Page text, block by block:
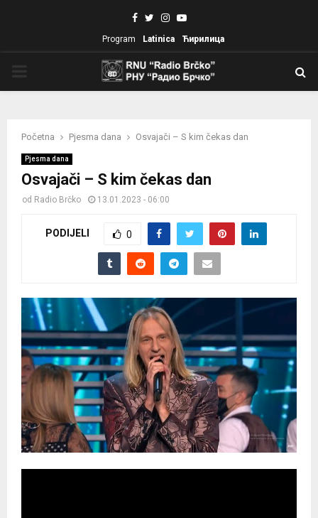
Facebook
TwitterInstagram
Youtube
Program Latinica Ћирилица
Početna Pjesma dana Osvajači – S kim čekas dan
Pjesma dana
Osvajači – S kim čekas dan
od Radio Brčko 13.01.2023 - 06:00
PODIJELI 0